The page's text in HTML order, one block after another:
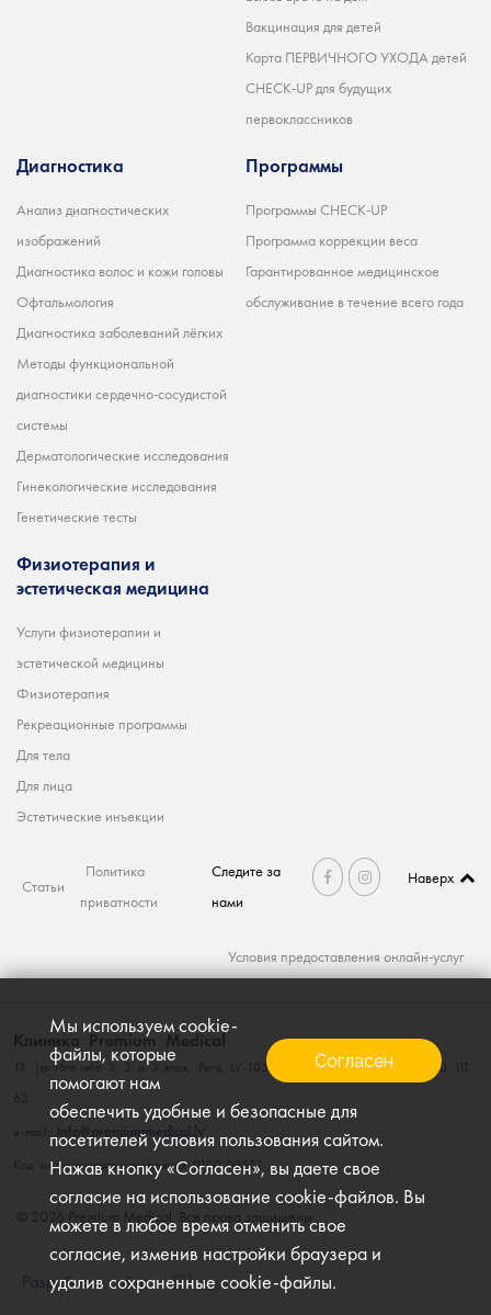
Согласен
Мы используем cookie-
файлы, которые
помогают нам
обеспечить удобные и безопасные для
посетителей условия пользования сайтом.
Нажав кнопку «Согласен», вы даете свое
согласие на использование cookie-файлов. Вы
можете в любое время отменить свое
согласие, изменив настройки браузера и
удалив сохраненные cookie-файлы.
Вакцинация для детей
Карта ПЕРВИЧНОГО УХОДА детей
CHECK-UP для будущих
первоклассников
Диагностика
Анализ диагностических
изображений
Диагностика волос и кожи головы
Офтальмология
Диагностика заболеваний лёгких
Методы функциональной
диагностики сердечно-сосудистой
системы
Дерматологические исследования
Гинекологические исследования
Генетические тесты
Физиотерапия и
эстетическая медицина
Услуги физиотерапии и
эстетической медицины
Физиотерапия
Рекреационные программы
Для тела
Для лица
Эстетические инъекции
Программы
Программы CHECK-UP
Программа коррекции веса
Гарантированное медицинское
обслуживание в течение всего года
Статьи
Политика
приватности
Следите за
нами
Наверх
Условия предоставления онлайн-услуг
© 2026 Premium Medical, Все права защищены
Клиника Premium Medical
13. janvāra iela 3, 2 и 3 этаж, Рига, LV-1050, тел. 660 111 60; факс. 660 111
62
e-mail: info@premiummedical.lv
Kод медицинского учреждения 0100-00532
Разработка сайта –